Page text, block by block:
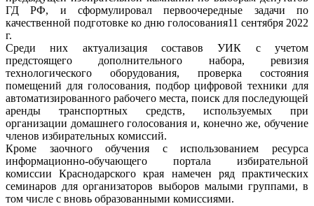
ГД РФ, и сформулировал первоочередные задачи по
качественной подготовке ко дню голосования11 сентября 2022
г.
Среди них актуализация составов УИК с учетом
предстоящего дополнительного набора, ревизия
технологического оборудования, проверка состояния
помещений для голосования, подбор цифровой техники для
автоматизированного рабочего места, поиск для последующей
аренды транспортных средств, используемых при
организации домашнего голосования и, конечно же, обучение
членов избирательных комиссий.
Кроме заочного обучения с использованием ресурса
информационно-обучающего портала избирательной
комиссии Краснодарского края намечен ряд практических
семинаров для организаторов выборов малыми группами, в
том числе с вновь образованными комиссиями.